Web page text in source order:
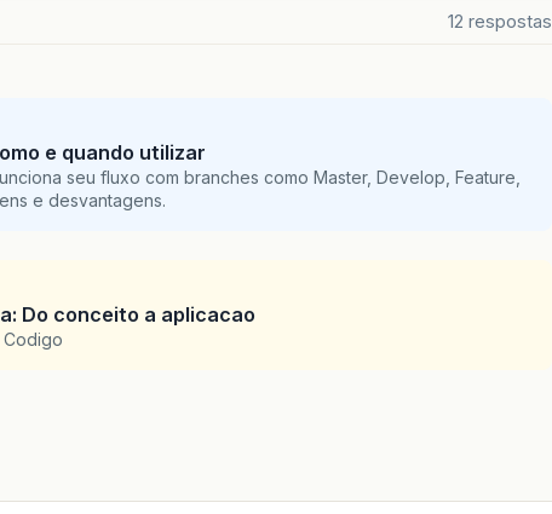
12 respostas
e quando utilizar
seu fluxo com branches como Master, Develop, Feature,
e desvantagens.
Do conceito a aplicacao
Codigo